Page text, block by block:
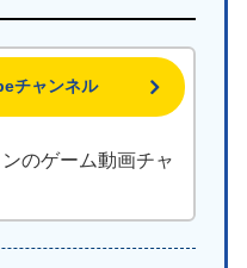
チャンネル
のゲーム動画チャ